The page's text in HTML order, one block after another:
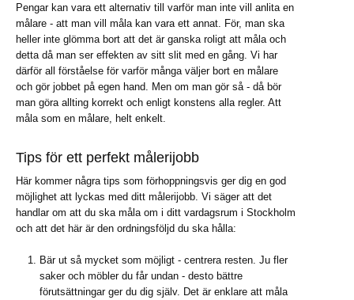
Pengar kan vara ett alternativ till varför man inte vill anlita en
målare - att man vill måla kan vara ett annat. För, man ska
heller inte glömma bort att det är ganska roligt att måla och
detta då man ser effekten av sitt slit med en gång. Vi har
därför all förståelse för varför många väljer bort en målare
och gör jobbet på egen hand. Men om man gör så - då bör
man göra allting korrekt och enligt konstens alla regler. Att
måla som en målare, helt enkelt.
Tips för ett perfekt målerijobb
Här kommer några tips som förhoppningsvis ger dig en god
möjlighet att lyckas med ditt målerijobb. Vi säger att det
handlar om att du ska måla om i ditt vardagsrum i Stockholm
och att det här är den ordningsföljd du ska hålla:
Bär ut så mycket som möjligt - centrera resten. Ju fler
saker och möbler du får undan - desto bättre
förutsättningar ger du dig själv. Det är enklare att måla